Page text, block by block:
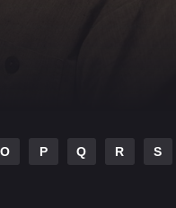
O P Q R S